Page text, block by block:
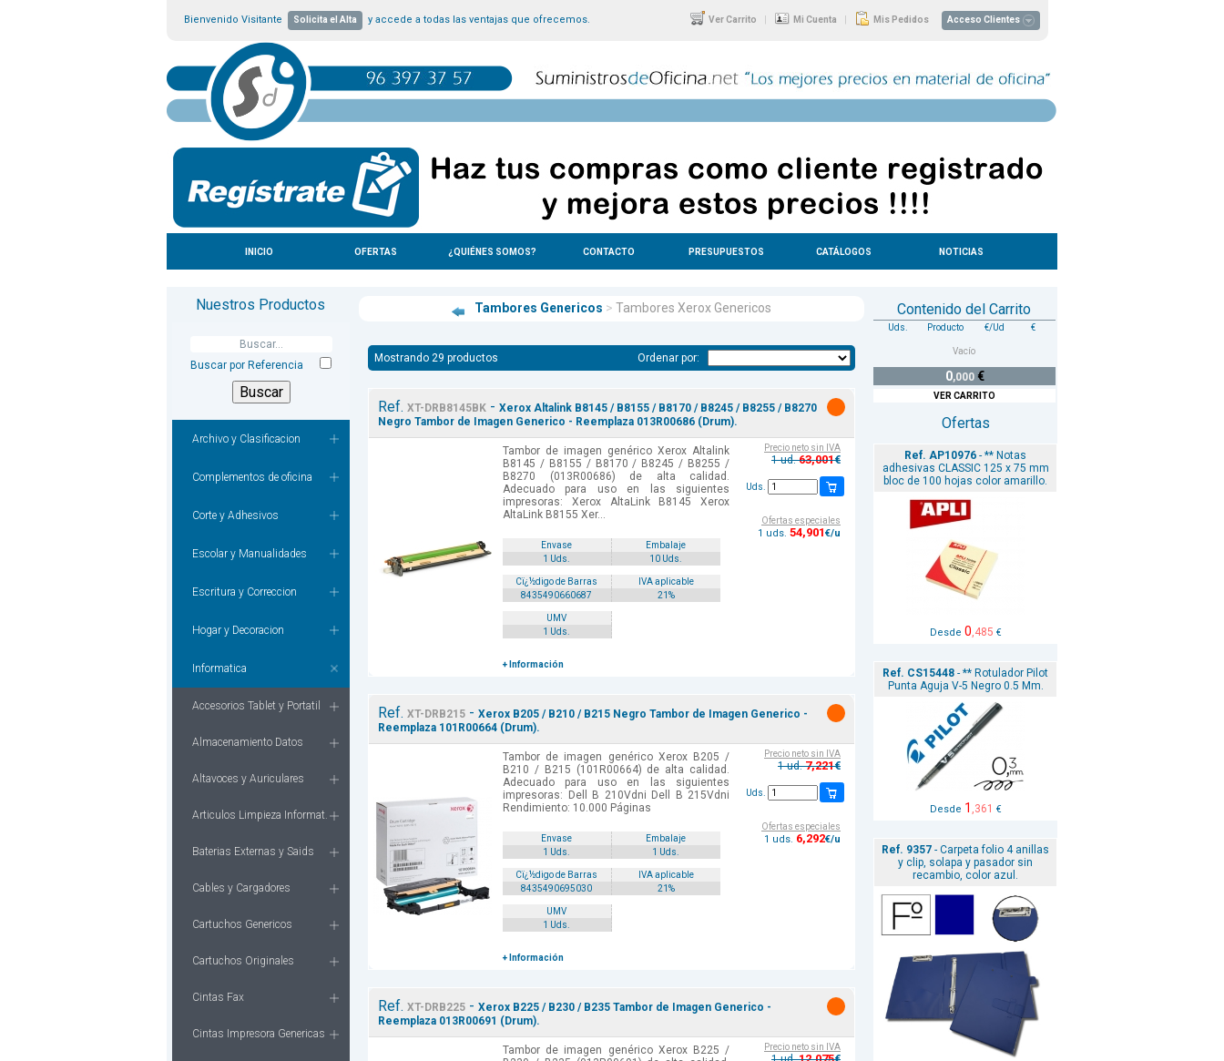
Bienvenido Visitante Solicita el Alta y accede a todas las ventajas que ofrecemos. Ver Carrito | Mi Cuenta | Mis Pedidos Acceso Clientes
INICIO OFERTAS ¿QUIÉNES SOMOS? CONTACTO PRESUPUESTOS CATÁLOGOS NOTICIAS
Nuestros Productos
Buscar por Referencia
Archivo y Clasificacion
Complementos de oficina
Corte y Adhesivos
Escolar y Manualidades
Escritura y Correccion
Hogar y Decoracion
Informatica
Accesorios Tablet y Portatil
Almacenamiento Datos
Altavoces y Auriculares
Articulos Limpieza Informat.
Baterias Externas y Saids
Cables y Cargadores
Cartuchos Genericos
Cartuchos Originales
Cintas Fax
Cintas Impresora Genericas
Tambores Genericos > Tambores Xerox Genericos
Mostrando 29 productos Ordenar por:
Ref. XT-DRB8145BK - Xerox Altalink B8145 / B8155 / B8170 / B8245 / B8255 / B8270
Negro Tambor de Imagen Generico - Reemplaza 013R00686 (Drum).
Tambor de imagen genérico Xerox Altalink
B8145 / B8155 / B8170 / B8245 / B8255 /
B8270 (013R00686) de alta calidad.
Adecuado para uso en las siguientes
impresoras: Xerox AltaLink B8145 Xerox
AltaLink B8155 Xer...
Envase
Embalaje
1 Uds.
10 Uds.
Cï¿½digo de Barras
IVA aplicable
8435490660687
21%
UMV
1 Uds.
+ Información
Precio neto sin IVA
1 ud.63,001€
Uds.
Ofertas especiales
1 uds. 54,901€/u
Ref. XT-DRB215 - Xerox B205 / B210 / B215 Negro Tambor de Imagen Generico -
Reemplaza 101R00664 (Drum).
Tambor de imagen genérico Xerox B205 /
B210 / B215 (101R00664) de alta calidad.
Adecuado para uso en las siguientes
impresoras: Dell B 210Vdni Dell B 215Vdni
Rendimiento: 10.000 Páginas
Envase
Embalaje
1 Uds.
1 Uds.
Cï¿½digo de Barras
IVA aplicable
8435490695030
21%
UMV
1 Uds.
+ Información
Precio neto sin IVA
1 ud.7,221€
Uds.
Ofertas especiales
1 uds. 6,292€/u
Ref. XT-DRB225 - Xerox B225 / B230 / B235 Tambor de Imagen Generico -
Reemplaza 013R00691 (Drum).
Tambor de imagen genérico Xerox B225 /
Precio neto sin IVA
Contenido del Carrito
Uds. Producto €/Ud €
Vacío
0,000€
VER CARRITO
Ofertas
Ref. AP10976 - ** Notas
adhesivas CLASSIC 125 x 75 mm
bloc de 100 hojas color amarillo.
Desde 0,485 €
Ref. CS15448 - ** Rotulador Pilot
Punta Aguja V-5 Negro 0.5 Mm.
Desde 1 ,361 €
Ref. 9357 - Carpeta folio 4 anillas
y clip, solapa y pasador sin
recambio, color azul.